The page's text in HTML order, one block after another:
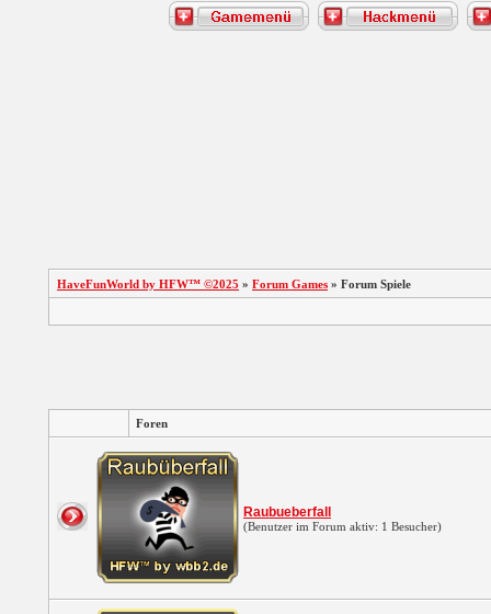
HaveFunWorld by HFW™ ©2025 » Forum Games » Forum Spiele
Foren
Raubueberfall
(Benutzer im Forum aktiv: 1 Besucher)